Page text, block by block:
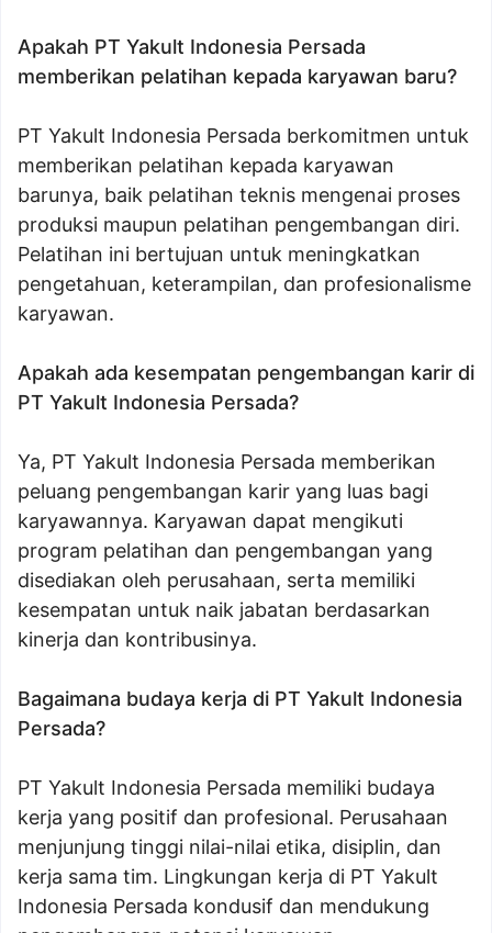
Apakah PT Yakult Indonesia Persada
memberikan pelatihan kepada karyawan baru?
PT Yakult Indonesia Persada berkomitmen untuk
memberikan pelatihan kepada karyawan
barunya, baik pelatihan teknis mengenai proses
produksi maupun pelatihan pengembangan diri.
Pelatihan ini bertujuan untuk meningkatkan
pengetahuan, keterampilan, dan profesionalisme
karyawan.
Apakah ada kesempatan pengembangan karir di
PT Yakult Indonesia Persada?
Ya, PT Yakult Indonesia Persada memberikan
peluang pengembangan karir yang luas bagi
karyawannya. Karyawan dapat mengikuti
program pelatihan dan pengembangan yang
disediakan oleh perusahaan, serta memiliki
kesempatan untuk naik jabatan berdasarkan
kinerja dan kontribusinya.
Bagaimana budaya kerja di PT Yakult Indonesia
Persada?
PT Yakult Indonesia Persada memiliki budaya
kerja yang positif dan profesional. Perusahaan
menjunjung tinggi nilai-nilai etika, disiplin, dan
kerja sama tim. Lingkungan kerja di PT Yakult
Indonesia Persada kondusif dan mendukung